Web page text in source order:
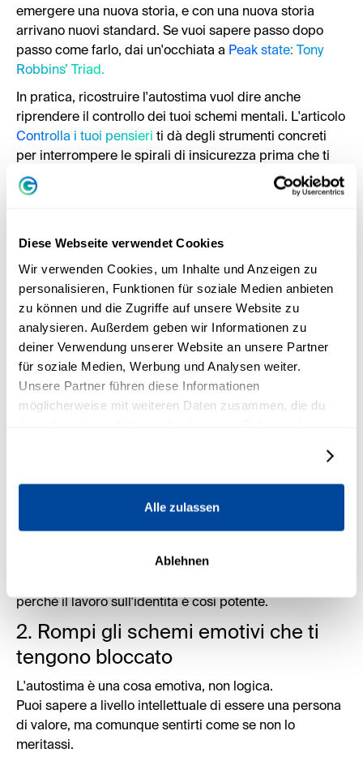
Diese Webseite verwendet Cookies
Wir verwenden Cookies, um Inhalte und Anzeigen zu
personalisieren, Funktionen für soziale Medien anbieten
zu können und die Zugriffe auf unsere Website zu
analysieren. Außerdem geben wir Informationen zu
deiner Verwendung unserer Website an unsere Partner
für soziale Medien, Werbung und Analysen weiter.
Unsere Partner führen diese Informationen
möglicherweise mit weiteren Daten zusammen, die du
Alle zulassen
Ablehnen
emergere una nuova storia, e con una nuova storia
arrivano nuovi standard. Se vuoi sapere passo dopo
passo come farlo, dai un'occhiata a Peak state: Tony
Robbins’ Triad.
In pratica, ricostruire l'autostima vuol dire anche
riprendere il controllo dei tuoi schemi mentali. L'articolo
Controlla i tuoi pensieri ti dà degli strumenti concreti
per interrompere le spirali di insicurezza prima che ti
facciano perdere il controllo delle tue emozioni.
Come ricostruire la tua
autostima partendo da
dentro
Prima di passare alle strategie, ricorda questa cosa:
L'autostima non si guadagna. Si riconquista.
Ecco i modi migliori per ricostruirlo.
1. Metti in discussione la vecchia
La storia che racconti a te stesso su chi sei si è formata
molto prima che tu avessi la possibilità di metterla in
su come ricablare il cervellospiega le basi
perché il lavoro sull'identità è così potente.
2. Rompi gli schemi emotivi che ti
tengono bloccato
L'autostima è una cosa emotiva, non logica.
Puoi sapere a livello intellettuale di essere una persona
di valore, ma comunque sentirti come se non lo
meritassi.